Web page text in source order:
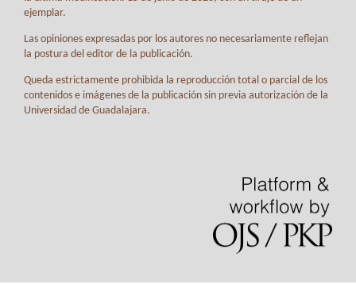
ejemplar.
Las opiniones expresadas por los autores no necesariamente reflejan
la postura del editor de la publicación.
Queda estrictamente prohibida la reproducción total o parcial de los
contenidos e imágenes de la publicación sin previa autorización de la
Universidad de Guadalajara.